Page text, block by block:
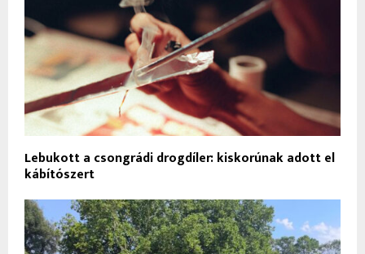
Lebukott a csongrádi drogdíler: kiskorúnak adott el
kábítószert